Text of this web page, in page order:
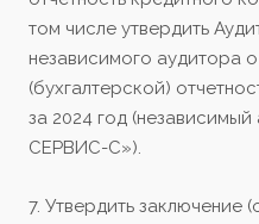
том числе утвердить
независимого аудитора
(бухгалтерской)
за 2024 год
СЕРВИС-С»).
7. Утвердить заключение